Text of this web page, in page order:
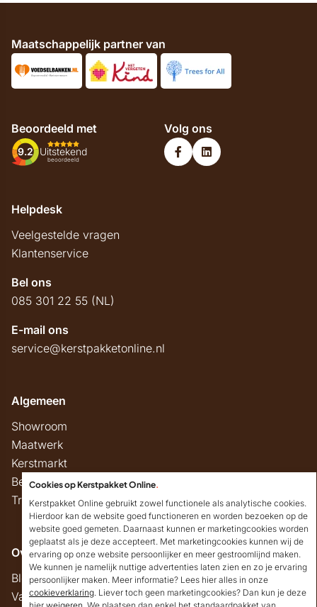
Maatschappelijk partner van
Beoordeeld met
9.2 Uitstekend
beoordeeld
Volg ons
Helpdesk
Veelgestelde vragen
Klantenservice
Bel ons
085 301 22 55 (NL)
E-mail ons
service@kerstpakketonline.nl
Algemeen
Showroom
Maatwerk
Kerstmarkt
Belastingregels
Track & Trace
Overig
Blog
Vacatures
Cookies op Kerstpakket Online.
Kerstpakket Online gebruikt zowel functionele als analytische cookies.
Hierdoor kan de website goed functioneren en worden bezoeken op de
website goed gemeten. Daarnaast kunnen er marketingcookies worden
geplaatst als je deze accepteert. Met marketingcookies kunnen wij de
ervaring op onze website persoonlijker en meer gestroomlijnd maken.
We kunnen je namelijk nuttige advertenties laten zien en zo je ervaring
persoonlijker maken. Meer informatie? Lees hier alles in onze
cookieverklaring. Liever toch geen marketingcookies? Dan kun je deze